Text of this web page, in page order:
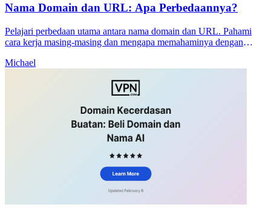
Nama Domain dan URL: Apa Perbedaannya?
Pelajari perbedaan utama antara nama domain dan URL. Pahami
cara kerja masing-masing dan mengapa memahaminya dengan
Michael